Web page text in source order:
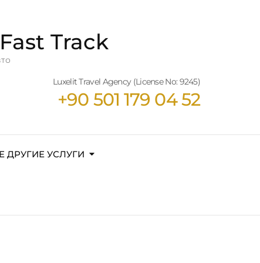
Track
Luxelit Travel Agency (License No: 9245)
+90 501 179 04 52
ДРУГИЕ УСЛУГИ